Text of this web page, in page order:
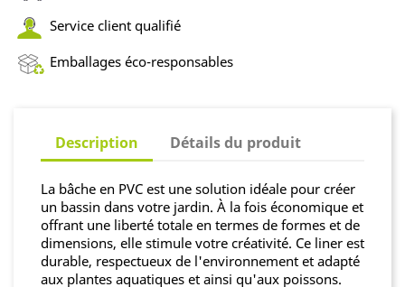
Service client qualifié
Emballages éco-responsables
Description Détails du produit
La bâche en PVC est une solution idéale pour créer
un bassin dans votre jardin. À la fois économique et
offrant une liberté totale en termes de formes et de
dimensions, elle stimule votre créativité. Ce liner est
durable, respectueux de l'environnement et adapté
aux plantes aquatiques et ainsi qu'aux poissons.